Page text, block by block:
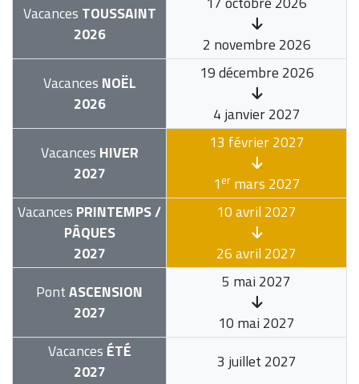
Vacances TOUSSAINT
2026
2 novembre 2026
Vacances NOËL
2026
19 décembre 2026
4 janvier 2027
Vacances HIVER
2027
13 février 2027
1ermars 2027
Vacances PRINTEMPS /
PÂQUES
2027
10 avril 2027
26 avril 2027
PontASCENSION
2027
5 mai 2027
10 mai 2027
Vacances ÉTÉ
2027
3 juillet 2027